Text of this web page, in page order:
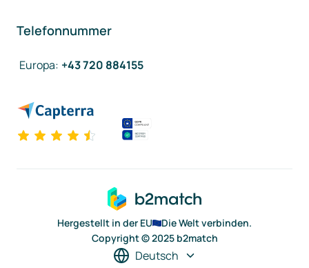
Telefonnummer
Europa: +43 720 884155
Hergestellt in der EU
Die Welt verbinden.
Copyright © 2025 b2match
Deutsch